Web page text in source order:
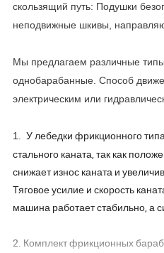
скользящий путь: Подушки
неподвижные шкивы,
Мы предлагаем различные
однобарабанные. Способ
электрическим или
1. У лебедки фрикционного
стального каната, так как
снижает износ каната и
Тяговое усилие и скорость
машина работает стабильно, а
2. Комплект фрикционных